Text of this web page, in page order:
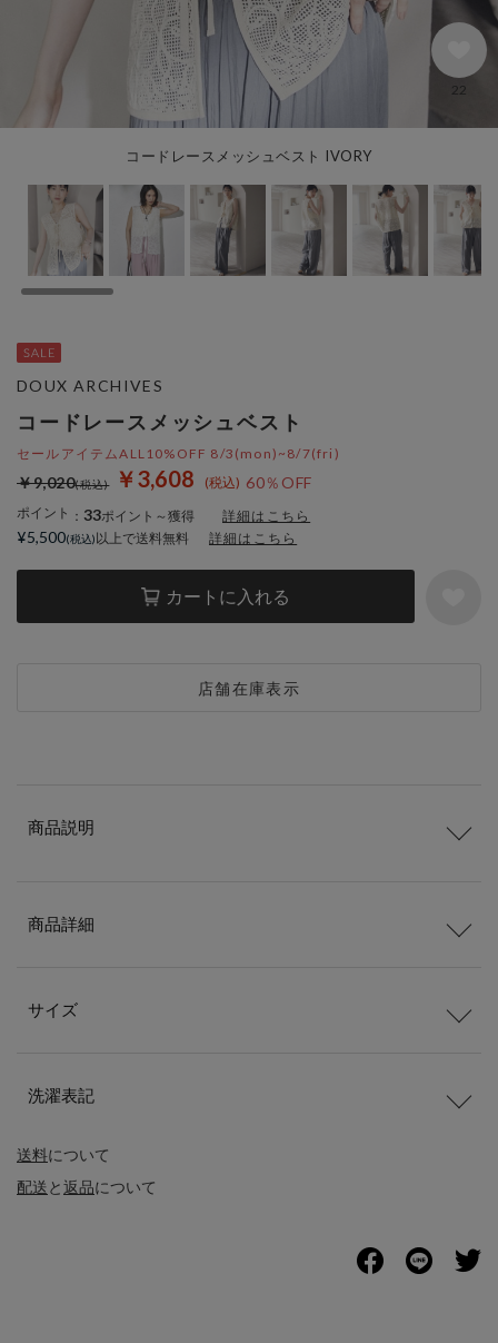
コードレースメッシュベスト IVORY
22
コードレースメッシュベスト
セールアイテムALL10%OFF 8/3(mon)~8/7(fri)
￥3,608 60％OFF
￥9,020
ポイント ： 33ポイント～獲得 詳細はこちら
カートに入れる
店舗在庫表示
DOUX ARCHIVES
¥5,500 以上で送料無料 詳細はこちら
送料について
配送と返品について
商品説明
商品詳細
サイズ
洗濯表記